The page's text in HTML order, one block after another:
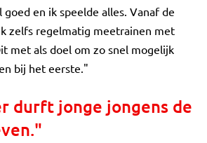
en ik speelde alles. Vanaf de
zelfs regelmatig meetrainen met
met als doel om zo snel mogelijk
bij het eerste."
durft jonge jongens de